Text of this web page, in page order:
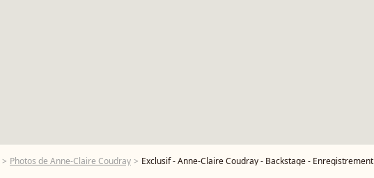
Photos de Anne-Claire Coudray Exclusif - Anne-Claire Coudray - Backstage - Enregistrement de l'émission "La Chanson secrète